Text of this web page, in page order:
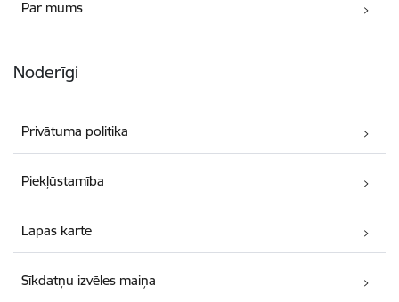
Par mums
Noderīgi
Privātuma politika
Piekļūstamība
Lapas karte
Sīkdatņu izvēles maiņa